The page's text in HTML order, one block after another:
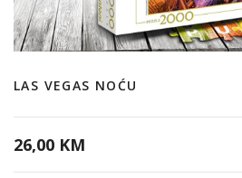
LAS VEGAS NOĆU
26,00 KM